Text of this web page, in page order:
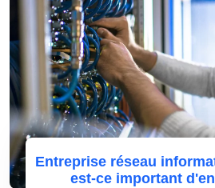
Entreprise réseau
est-ce important